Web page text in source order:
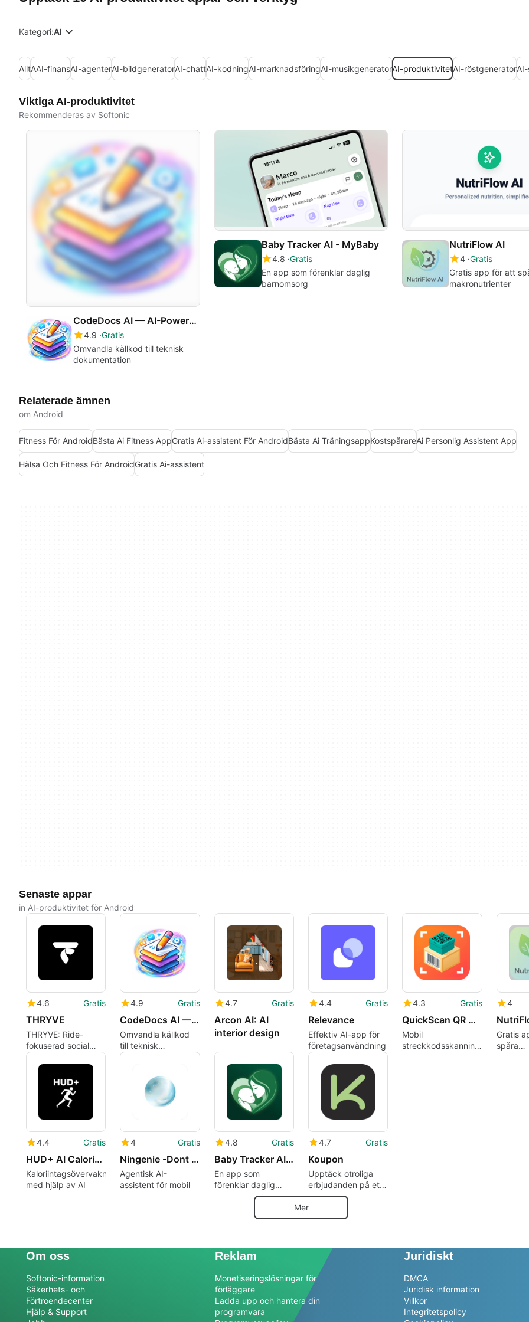
Kategori:AI
AlltAAI-finansAI-agenterAI-bildgeneratorAI-chattAI-kodningAI-marknadsföringAI-musikgeneratorAI-produktivitetAI-röstgenerator
Viktiga AI-produktivitet
Rekommenderas av Softonic
CodeDocs AI — AI-Powered Code Documentation(Beta)
4.9 Gratis
Omvandla källkod till teknisk
dokumentation
Baby Tracker AI - MyBaby
4.8 Gratis
En app som förenklar daglig
barnomsorg
NutriFlow AI
4 Gratis
Gratis app för att
makronutrienter
Relaterade ämnen
om Android
Fitness För AndroidBästa Ai Fitness AppGratis Ai-assistent För AndroidBästa Ai TräningsappKostspårareAi Personlig Assistent App
Hälsa Och Fitness För AndroidGratis Ai-assistent
Senaste appar
in AI-produktivitet för Android
4.6 Gratis
THRYVE
THRYVE: Ride-
fokuserad social
plattform för
koordinerade
grupputflykter
4.9 Gratis
CodeDocs AI — AI-Powered Code Documentation(Beta)
Omvandla källkod
till teknisk
dokumentation
4.7 Gratis
Arcon AI: AI
interior design
4.4 Gratis
Relevance
Effektiv AI-app för
företagsanvändning
4.3 Gratis
QuickScan QR & Inventory
Mobil
streckkodsskanning
4
Gratis
spåra
4.4 Gratis
HUD+ AI Calorie Counter
Kaloriintagsövervakningsapp
med hjälp av AI
4 Gratis
Ningenie -Dont Ask Just Task
Agentisk AI-
assistent för mobil
4.8 Gratis
Baby Tracker AI - MyBaby
En app som
förenklar daglig
barnomsorg
4.7 Gratis
Koupon
Upptäck otroliga
erbjudanden på ett
och samma ställe
Mer
Om oss
Softonic-information
Säkerhets- och
Förtroendecenter
Hjälp & Support
Reklam
Monetiseringslösningar för
förläggare
Ladda upp och hantera din
programvara
Juridiskt
DMCA
Juridisk information
Villkor
Integritetspolicy